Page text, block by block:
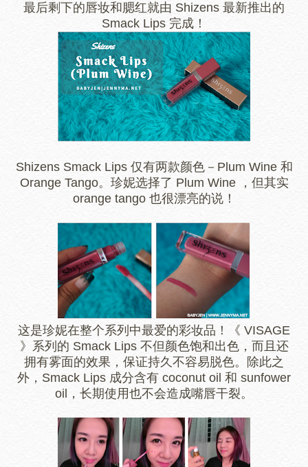
最后剩下的唇妆和腮红就由 Shizens 最新推出的
Smack Lips 完成！
Shizens Smack Lips 仅有两款颜色－Plum Wine 和
Orange Tango。珍妮选择了 Plum Wine ，但其实
orange tango 也很漂亮的说！
这是珍妮在整个系列中最爱的彩妆品！《 VISAGE
》系列的 Smack Lips 不但颜色饱和出色，而且还
拥有雾面的效果，保证持久不容易脱色。除此之
外，Smack Lips 成分含有 coconut oil 和 sunfower
oil，长期使用也不会造成嘴唇干裂。